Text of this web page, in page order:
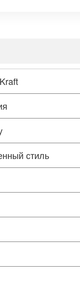
стиль